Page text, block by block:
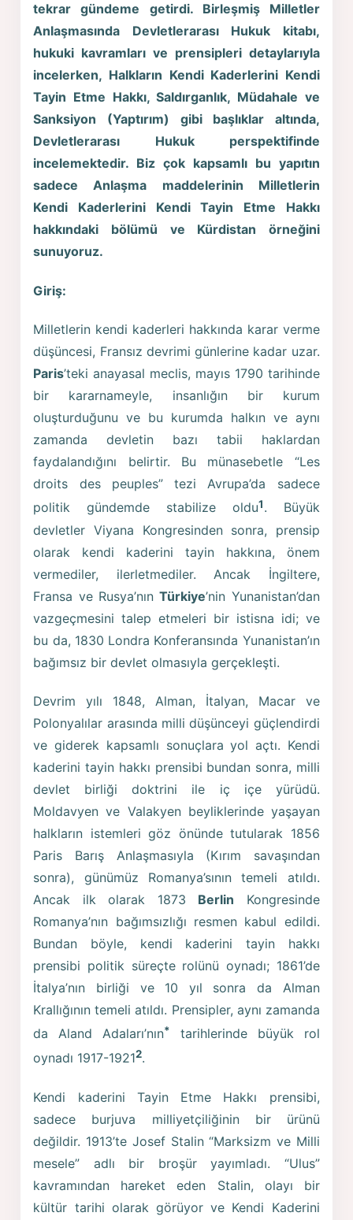
tekrar gündeme getirdi. Birleşmiş Milletler
Anlaşmasında Devletlerarası Hukuk kitabı,
hukuki kavramları ve prensipleri detaylarıyla
incelerken, Halkların Kendi Kaderlerini Kendi
Tayin Etme Hakkı, Saldırganlık, Müdahale ve
Sanksiyon (Yaptırım) gibi başlıklar altında,
Devletlerarası Hukuk perspektifinde
incelemektedir. Biz çok kapsamlı bu yapıtın
sadece Anlaşma maddelerinin Milletlerin
Kendi Kaderlerini Kendi Tayin Etme Hakkı
hakkındaki bölümü ve Kürdistan örneğini
sunuyoruz.
Giriş:
Milletlerin kendi kaderleri hakkında karar verme
düşüncesi, Fransız devrimi günlerine kadar uzar.
Paris’teki anayasal meclis, mayıs 1790 tarihinde
bir kararnameyle, insanlığın bir kurum
oluşturduğunu ve bu kurumda halkın ve aynı
zamanda devletin bazı tabii haklardan
faydalandığını belirtir. Bu münasebetle “Les
droits des peuples” tezi Avrupa’da sadece
politik gündemde stabilize oldu1. Büyük
devletler Viyana Kongresinden sonra, prensip
olarak kendi kaderini tayin hakkına, önem
vermediler, ilerletmediler. Ancak İngiltere,
Fransa ve Rusya’nınTürkiye’nin Yunanistan’dan
vazgeçmesini talep etmeleri bir istisna idi; ve
bu da, 1830 Londra Konferansında Yunanistan’ın
bağımsız bir devlet olmasıyla gerçekleşti.
Devrim yılı 1848, Alman, İtalyan, Macar ve
Polonyalılar arasında milli düşünceyi güçlendirdi
ve giderek kapsamlı sonuçlara yol açtı. Kendi
kaderini tayin hakkı prensibi bundan sonra, milli
devlet birliği doktrini ile iç içe yürüdü.
Moldavyen ve Valakyen beyliklerinde yaşayan
halkların istemleri göz önünde tutularak 1856
Paris Barış Anlaşmasıyla (Kırım savaşından
sonra), günümüz Romanya’sının temeli atıldı.
Ancak ilk olarak 1873 Berlin Kongresinde
Romanya’nın bağımsızlığı resmen kabul edildi.
Bundan böyle, kendi kaderini tayin hakkı
prensibi politik süreçte rolünü oynadı; 1861’de
İtalya’nın birliği ve 10 yıl sonra da Alman
Krallığının temeli atıldı. Prensipler, aynı zamanda
da Aland Adaları’nın*
tarihlerinde büyük rol
oynadı 1917-19212.
Kendi kaderini Tayin Etme Hakkı prensibi,
sadece burjuva milliyetçiliğinin bir ürünü
değildir. 1913’te Josef Stalin “Marksizm ve Milli
mesele” adlı bir broşür yayımladı. “Ulus”
kavramından hareket eden Stalin, olayı bir
kültür tarihi olarak görüyor ve Kendi Kaderini